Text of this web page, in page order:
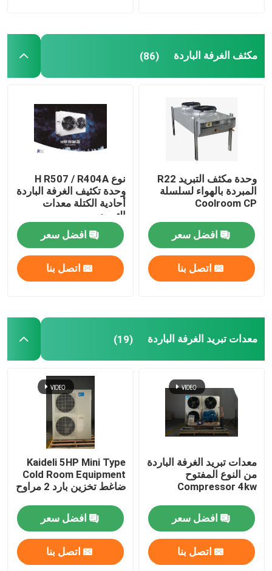
منتجات
جولة في المصنع
اتصل بنا
أخبار
القضايا
مبخر غرفة التبريد
مبرد هواء الغرفة الباردة
مكثف الغرفة الباردة
معدات تبريد الغرفة الباردة
وحدة تكثيف الغرفة الباردة
وحدة التكثيف المبردة بالماء
مكثف الغرفة الباردة (86)
وحدة مكثف التبريد R22
المبردة بالهواء لسلسلة
Coolroom CP
افضل سعر
اتصل بنا
نوع H R507 / R404A
وحدة تكثيف الغرفة الباردة
أحادية الكتلة معدات
التبريد
افضل سعر
اتصل بنا
معدات تبريد الغرفة الباردة (19)
معدات تبريد الغرفة الباردة
من النوع المفتوح
Compressor 4kw
افضل سعر
اتصل بنا
Kaideli 5HP Mini Type
Cold Room Equipment
ضاغط تخزين بارد 2 مراوح
افضل سعر
اتصل بنا